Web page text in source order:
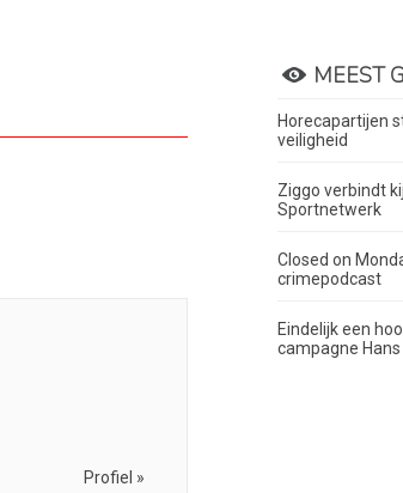
Profiel »
MEEST
Horecapartijen
veiligheid
Ziggo verbindt
Sportnetwerk
Closed on
crimepodcast
Eindelijk een
campagne